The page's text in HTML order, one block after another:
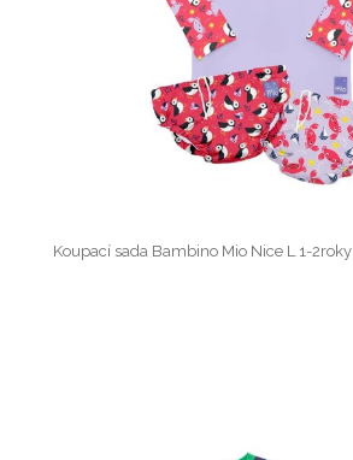
Koupací sada Bambino Mio Nice L 1-2roky